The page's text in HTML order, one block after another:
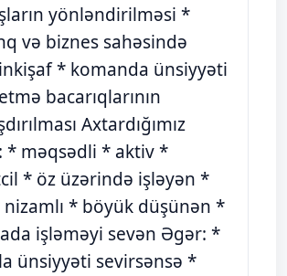
yönləndirilməsi *
və biznes sahəsində
* komanda ünsiyyəti
bacarıqlarının
Axtardığımız
* məqsədli * aktiv *
* öz üzərində işləyən *
* böyük düşünən *
işləməyi sevən Əgər: *
ünsiyyəti sevirsənsə *